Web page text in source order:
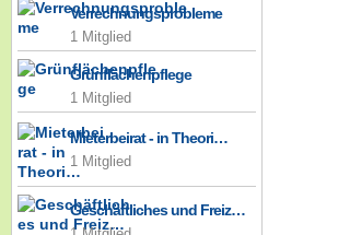
Verrechnungsprobleme
1 Mitglied
Grünflächenpflege
1 Mitglied
Mieterbeirat - in Theori…
1 Mitglied
Geschäftliches und Freiz…